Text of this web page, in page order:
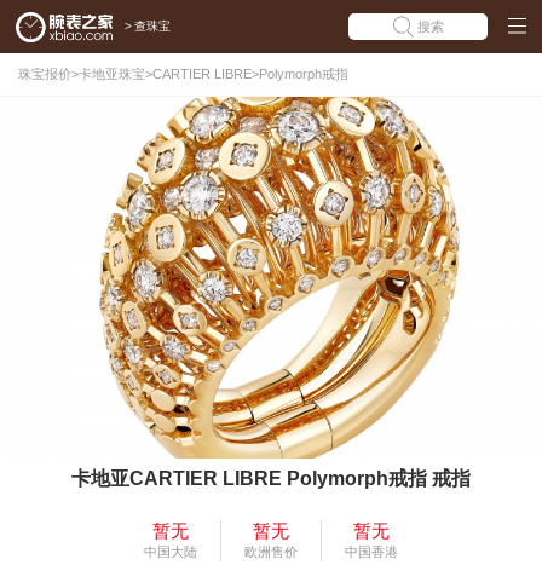
> 查珠宝 搜索
珠宝报价>卡地亚珠宝>CARTIER LIBRE>Polymorph戒指
卡地亚CARTIER LIBRE Polymorph戒指 戒指
暂无
中国大陆
暂无
欧洲售价
暂无
中国香港